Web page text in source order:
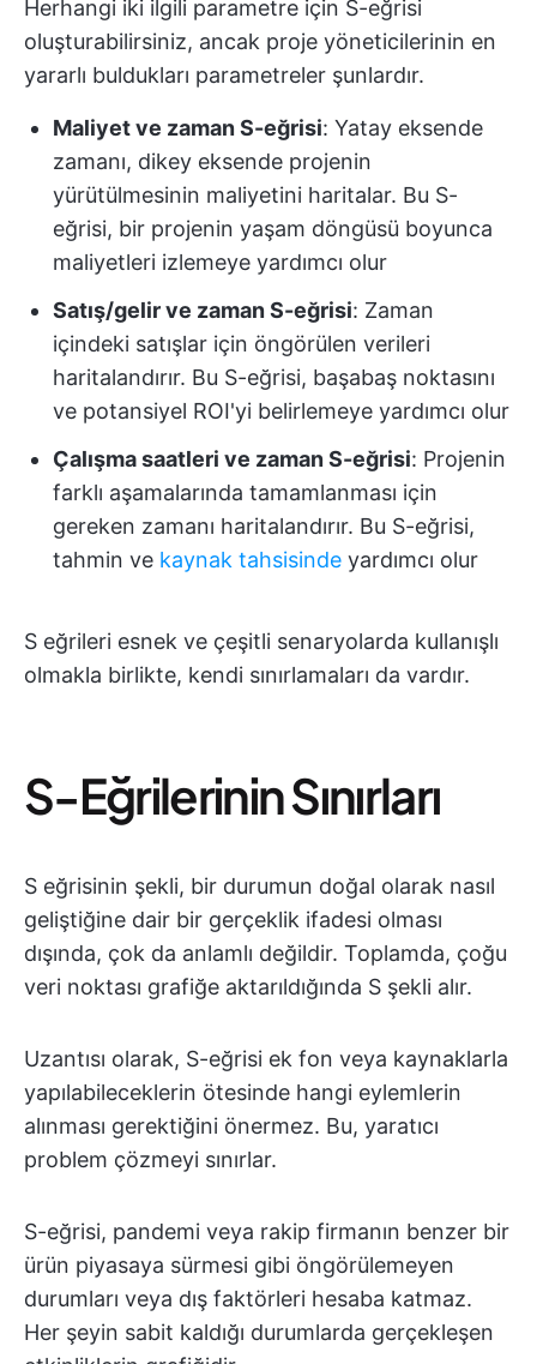
Herhangi iki ilgili parametre için S-eğrisi
oluşturabilirsiniz, ancak proje yöneticilerinin en
yararlı buldukları parametreler şunlardır.
Maliyet ve zaman S-eğrisi: Yatay eksende
zamanı, dikey eksende projenin
yürütülmesinin maliyetini haritalar. Bu S-
eğrisi, bir projenin yaşam döngüsü boyunca
maliyetleri izlemeye yardımcı olur
Satış/gelir ve zaman S-eğrisi: Zaman
içindeki satışlar için öngörülen verileri
haritalandırır. Bu S-eğrisi, başabaş noktasını
ve potansiyel ROI'yi belirlemeye yardımcı olur
Çalışma saatleri ve zaman S-eğrisi: Projenin
farklı aşamalarında tamamlanması için
gereken zamanı haritalandırır. Bu S-eğrisi,
tahmin ve kaynak tahsisinde yardımcı olur
S eğrileri esnek ve çeşitli senaryolarda kullanışlı
olmakla birlikte, kendi sınırlamaları da vardır.
S-Eğrilerinin Sınırları
S eğrisinin şekli, bir durumun doğal olarak nasıl
geliştiğine dair bir gerçeklik ifadesi olması
dışında, çok da anlamlı değildir. Toplamda, çoğu
veri noktası grafiğe aktarıldığında S şekli alır.
Uzantısı olarak, S-eğrisi ek fon veya kaynaklarla
yapılabileceklerin ötesinde hangi eylemlerin
alınması gerektiğini önermez. Bu, yaratıcı
problem çözmeyi sınırlar.
S-eğrisi, pandemi veya rakip firmanın benzer bir
ürün piyasaya sürmesi gibi öngörülemeyen
durumları veya dış faktörleri hesaba katmaz.
Her şeyin sabit kaldığı durumlarda gerçekleşen